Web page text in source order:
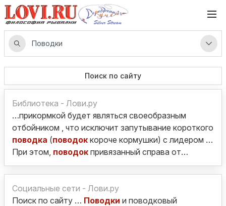
Поиск по сайту
Библиотека - Лови.ру
…прикормкой будет являться своеобразным
отбойником , что исключит запутывание короткого
поводка (поводок короче кормушки) с лидером …
При этом, поводок привязанный справа от…
Социальные сети - Лови.ру
Поиск по сайту … Поводки и поводковый